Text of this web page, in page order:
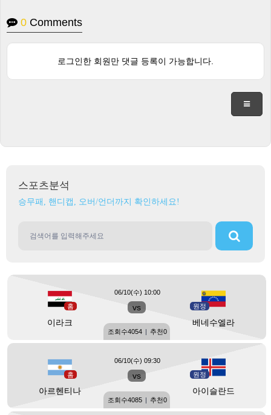
0 Comments
로그인한 회원만 댓글 등록이 가능합니다.
스포츠분석
승무패, 핸디캡, 오버/언더까지 확인하세요!
홈
이라크
vs 원정
베네수엘라
06/10(수) 10:00
조회수4054 | 추천0
홈
아르헨티나
vs 원정
아이슬란드
06/10(수) 09:30
조회수4085 | 추천0